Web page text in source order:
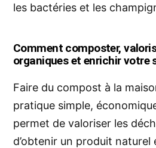
les bactéries et les
Comment composter,
organiques et enrichir votre
Faire du compost à la
pratique simple,
permet de valoriser les
d’obtenir un produit